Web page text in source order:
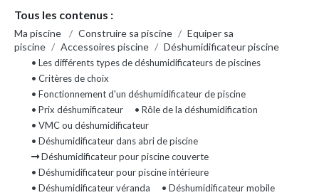
Tous les contenus :
Ma piscine / Construire sa piscine / Equiper sa
piscine / Accessoires piscine / Déshumidificateur piscine
• Les différents types de déshumidificateurs de piscines
• Critères de choix
• Fonctionnement d'un déshumidificateur de piscine
• Prix déshumificateur
• Rôle de la déshumidification
• VMC ou déshumidificateur
• Déshumidificateur dans abri de piscine
Déshumidificateur pour piscine couverte
• Déshumidificateur pour piscine intérieure
• Déshumidificateur véranda
• Déshumidificateur mobile